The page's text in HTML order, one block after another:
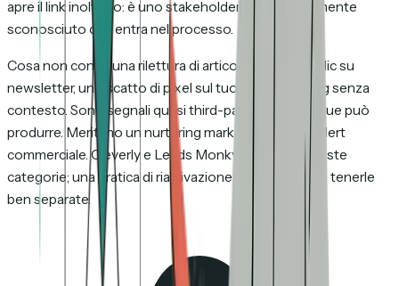
apre il link inoltrato: è uno stakeholder precedentemente
sconosciuto che entra nel processo.
Cosa non conta: una rilettura di articolo di blog, un clic su
newsletter, uno scatto di pixel sul tuo sito marketing senza
contesto. Sono segnali quasi third-party che chiunque può
produrre. Meritano un nurturing marketing, non un alert
commerciale. Cleverly e Leads Monky uniscono queste
categorie; una pratica di riattivazione seria dovrebbe tenerle
ben separate.